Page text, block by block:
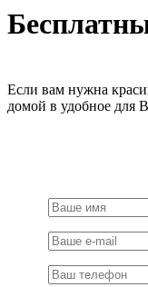
Если вам нужна
домой в удобное для